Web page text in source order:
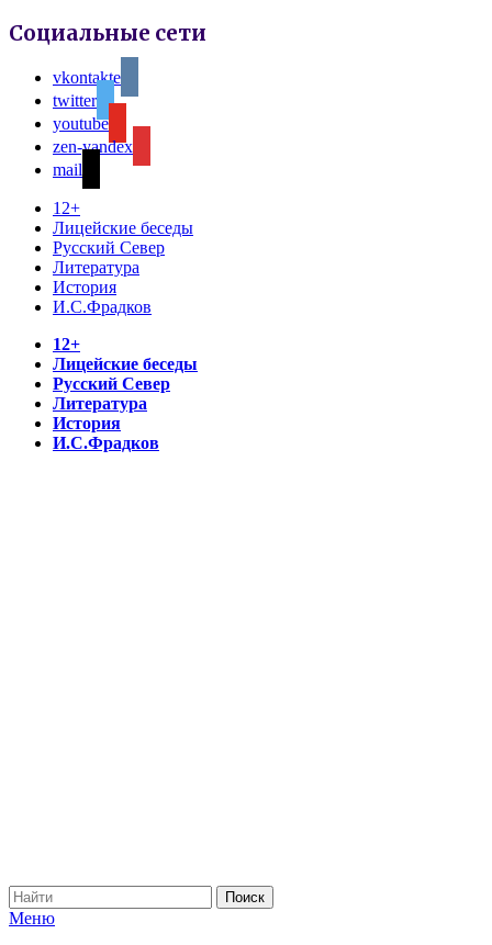
Социальные сети
vkontakte
twitter
youtube
zen-yandex
mail
12+
Лицейские беседы
Русский Север
Литература
История
И.С.Фрадков
12+
Лицейские беседы
Русский Север
Литература
История
И.С.Фрадков
Меню